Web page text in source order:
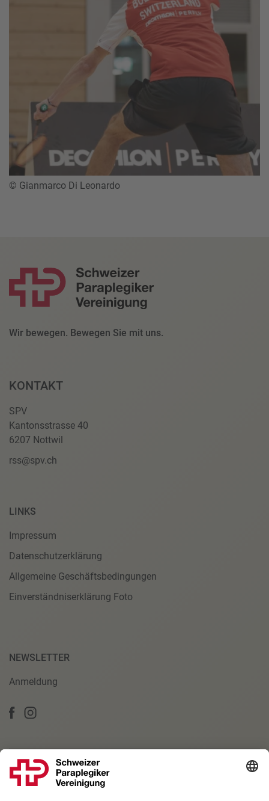
© Gianmarco Di Leonardo
Wir bewegen. Bewegen Sie mit uns.
KONTAKT
SPV
Kantonsstrasse 40
6207 Nottwil
rss@spv.ch
LINKS
Impressum
Datenschutzerklärung
Allgemeine Geschäftsbedingungen
Einverständniserklärung Foto
NEWSLETTER
Anmeldung